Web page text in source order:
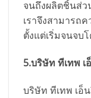
จนถึงผลิตชิ้นส่ว
เราจึงสามารถ
ตั้งแต่เริ่มจนจบ
5.บริษัท ทีเทพ เ
บริษัท ทีเทพ เอ็